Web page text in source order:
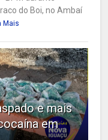
do Boi, no Ambaí
Mais
e mais
em